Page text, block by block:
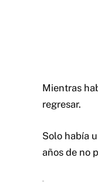
Mientras
regresar.
Solo había
años de no